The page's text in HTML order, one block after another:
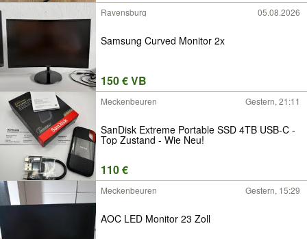
Ravensburg 05.08.2026
Samsung Curved Monitor 2x
150 € VB
Meckenbeuren Gestern, 21:11
SanDisk Extreme Portable SSD 4TB USB-C -
Top Zustand - Wie Neu!
110 €
Meckenbeuren Gestern, 15:29
AOC LED Monitor 23 Zoll